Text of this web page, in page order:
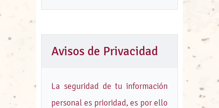
Avisos de Privacidad
La seguridad de tu información
personal es prioridad, es por ello